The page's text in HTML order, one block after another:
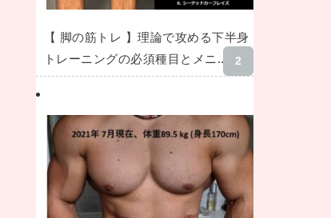
【 脚の筋トレ 】理論で攻める下半身
トレーニングの必須種目とメニ...